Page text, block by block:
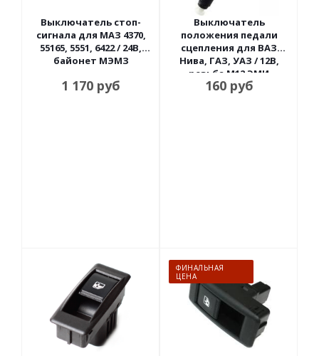
Выключатель стоп-
сигнала для МАЗ 4370,
55165, 5551, 6422 / 24В,
байонет МЭМЗ
1 170 руб
Выключатель
положения педали
сцепления для ВАЗ
Нива, ГАЗ, УАЗ / 12В,
резьба М12 ЭМИ
160руб
ФИНАЛЬНАЯ
ЦЕНА